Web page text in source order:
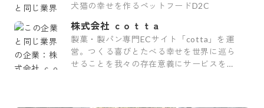
犬猫の幸せを作るペットフードD2C
株式会社 ｃｏｔｔａ
製菓・製パン専門ECサイト「cotta」を運
営。つくる喜びとたべる幸せを世界に巡ら
せることを我々の存在意義にサービスを展